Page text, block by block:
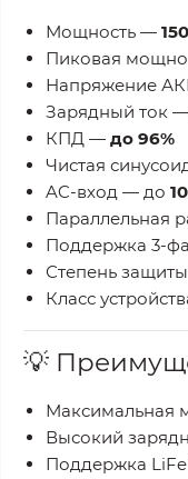
Мощность —
Пиковая
Напряжение
Зарядный ток —
КПД — до 96%
Чистая
AC-вход — до
Параллельная
Поддержка 3-
Степень
Класс
💡
Максимальная
Высокий
Поддержка